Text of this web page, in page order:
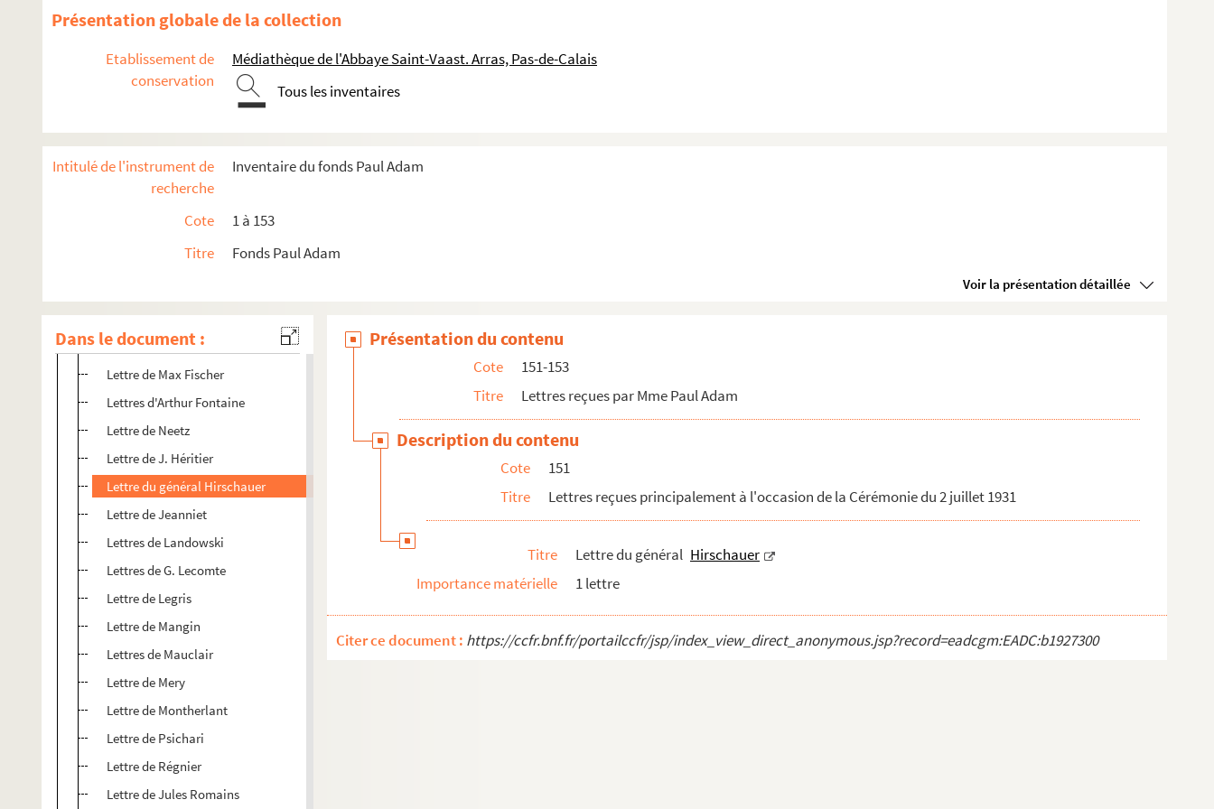
Présentation globale de la collection
Etablissement de
conservation
Médiathèque de l'Abbaye Saint-Vaast. Arras, Pas-de-Calais
Tous les inventaires
Intitulé de l'instrument de
recherche
Inventaire du fonds Paul Adam
Cote
1 à 153
Titre
Fonds Paul Adam
Voir la présentation détaillée
Dans le document :
Lettre d'A. Billy
Lettre d'Henri Bordeaux
Lettres de Paul Boncour
Lettre de Françoise Reginal (O.P)
Lettre d'E. Charlier
Lettre de Jules Droz
Lettre de Erlande
Lettre d'Esménard de chez Albin Michel
Lettre de Max Fischer
Lettres d'Arthur Fontaine
Lettre de Neetz
Lettre de J. Héritier
Lettre du général Hirschauer
Lettre de Jeanniet
Lettres de Landowski
Lettres de G. Lecomte
Lettre de Legris
Lettre de Mangin
Lettres de Mauclair
Lettre de Mery
Lettre de Montherlant
Lettre de Psichari
Lettre de Régnier
Lettre de Jules Romains
Présentation du contenu
Cote
151-153
Titre
Lettres reçues par Mme Paul Adam
Description du contenu
Cote
151
Titre
Lettres reçues principalement à l'occasion de la Cérémonie du 2 juillet 1931
Titre Lettre du général Hirschauer
Importance matérielle
1 lettre
Citer ce document : https://ccfr.bnf.fr/portailccfr/jsp/index_view_direct_anonymous.jsp?record=eadcgm:EADC:b1927300